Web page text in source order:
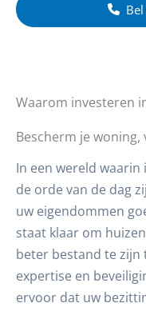
Waarom investeren
Bescherm je
In een wereld
de orde van de dag
uw eigendommen
staat klaar om
beter bestand te zijn
expertise en
ervoor dat uw